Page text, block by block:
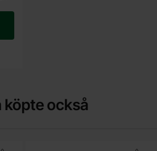
köpte också